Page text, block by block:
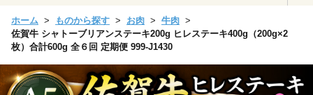
ホーム ものから探す お肉
牛肉
佐賀牛 シャトーブリアンステーキ200g ヒレステーキ400g（200g×2
枚）合計600g 全６回 定期便 999-J1430